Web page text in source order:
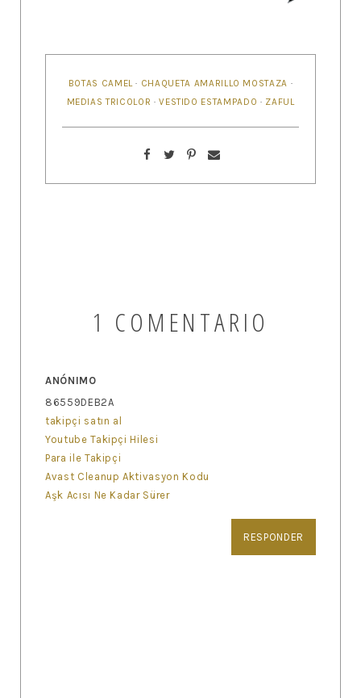
BOTAS CAMEL· CHAQUETA AMARILLO MOSTAZA ·
MEDIAS TRICOLOR ·VESTIDO ESTAMPADO · ZAFUL
1 COMENTARIO
ANÓNIMO
86559DEB2A
takipçi satın al
Youtube Takipçi Hilesi
Para ile Takipçi
Avast Cleanup Aktivasyon Kodu
Aşk Acısı Ne Kadar Sürer
RESPONDER